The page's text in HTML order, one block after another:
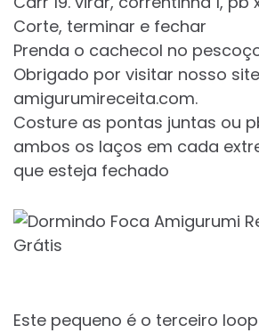
Corte, terminar e fechar
Prenda o cachecol no
Obrigado por visitar nosso site
amigurumireceita.com.
Costure as pontas juntas ou
ambos os laços em cada
que esteja fechado
Este pequeno é o terceiro loop